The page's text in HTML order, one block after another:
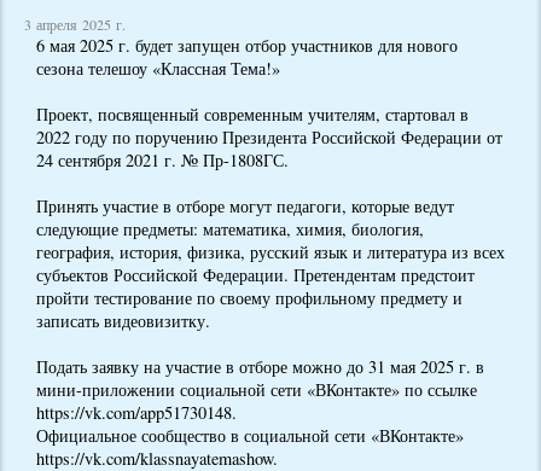
3 апреля 2025 г.
6 мая 2025 г. будет запущен отбор участников для нового
сезона телешоу «Классная Тема!»
Проект, посвященный современным учителям, стартовал в
2022 году по поручению Президента Российской Федерации от
24 сентября 2021 г. № Пр-1808ГС.
Принять участие в отборе могут педагоги, которые ведут
следующие предметы: математика, химия, биология,
география, история, физика, русский язык и литература из всех
субъектов Российской Федерации. Претендентам предстоит
пройти тестирование по своему профильному предмету и
записать видеовизитку.
Подать заявку на участие в отборе можно до 31 мая 2025 г. в
мини-приложении социальной сети «ВКонтакте» по ссылке
https://vk.com/app51730148.
Официальное сообщество в социальной сети «ВКонтакте»
https://vk.com/klassnayatemashow.